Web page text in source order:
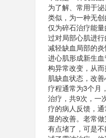
为了解、常用于
类似，为一种无
仅为碎石治疗能
过对局部心肌进
减轻缺血局部的
进心肌形成新生
构异常改变，从
肌缺血状态，改善
疗程通常为3个月
治疗，共9次，一
疗的病人反馈，
显的改善。老常
有点堵了，可是